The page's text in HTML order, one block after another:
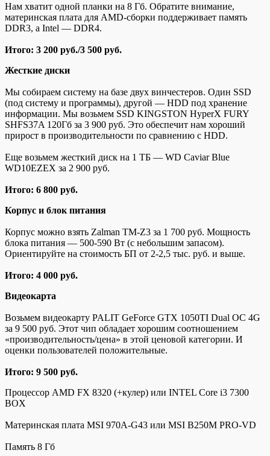
Нам хватит одной планки на 8 Гб. Обратите внимание,
материнская плата для AMD-сборки поддерживает память
DDR3, а Intel — DDR4.
Итого: 3 200 руб./3 500 руб.
Жесткие диски
Мы собираем систему на базе двух винчестеров. Один SSD
(под систему и программы), другой — HDD под хранение
информации. Мы возьмем SSD KINGSTON HyperX FURY
SHFS37A 120Гб за 3 900 руб. Это обеспечит нам хороший
прирост в производительности по сравнению с HDD.
Еще возьмем жесткий диск на 1 ТБ — WD Caviar Blue
WD10EZEX за 2 900 руб.
Итого: 6 800 руб.
Корпус и блок питания
Корпус можно взять Zalman TM-Z3 за 1 700 руб. Мощность
блока питания — 500-590 Вт (с небольшим запасом).
Ориентируйте на стоимость БП от 2-2,5 тыс. руб. и выше.
Итого: 4 000 руб.
Видеокарта
Возьмем видеокарту PALIT GeForce GTX 1050TI Dual OC 4G
за 9 500 руб. Этот чип обладает хорошим соотношением
«производительность/цена» в этой ценовой категории. И
оценки пользователей положительные.
Итого: 9 500 руб.
Процессор AMD FX 8320 (+кулер) или INTEL Core i3 7300
BOX
Материнская плата MSI 970A-G43 или MSI B250M PRO-VD
Память 8 Гб